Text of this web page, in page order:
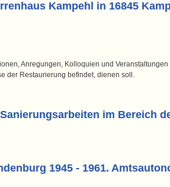
Kampehl in 16845
Anregungen, Kolloquien und
der Restaurierung befindet, dienen soll.
im Bereich
1945 - 1961.